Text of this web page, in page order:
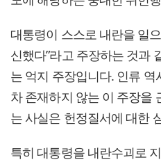
대통령이 스스로 내란을 일
신했다”라고 주장하는 것과
는 억지 주장입니다. 인류
차 존재하지 않는 이 주장을
는 사실은 헌정질서에 대한
특히 대통령을 내란수괴로